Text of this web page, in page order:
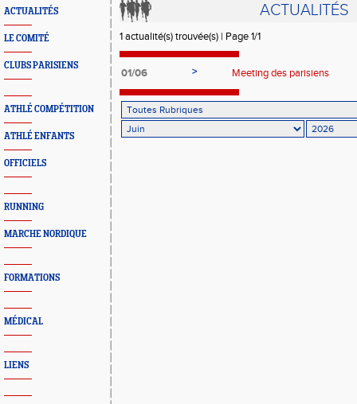
ACTUALITÉS
LE COMITÉ
CLUBS PARISIENS
ATHLÉ COMPÉTITION
ATHLÉ ENFANTS
OFFICIELS
RUNNING
MARCHE NORDIQUE
FORMATIONS
MÉDICAL
LIENS
ACTUALITÉS
1 actualité(s) trouvée(s) | Page 1/1
01/06 > Meeting des parisiens